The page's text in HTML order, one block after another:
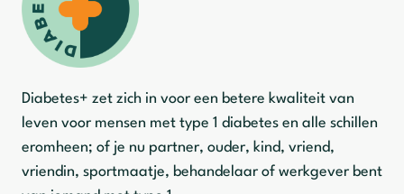
Diabetes+ zet zich in voor een betere kwaliteit van
leven voor mensen met type 1 diabetes en alle schillen
eromheen; of je nu partner, ouder, kind, vriend,
vriendin, sportmaatje, behandelaar of werkgever bent